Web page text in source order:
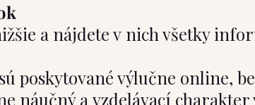
a nájdete v nich všetky
poskytované výlučne online,
náučný a vzdelávací